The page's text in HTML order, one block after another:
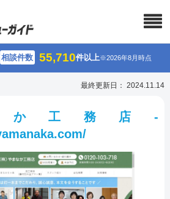
相談件数 55,710件以上※2026年8月時点
最終更新日： 2024.11.14
か工務店-